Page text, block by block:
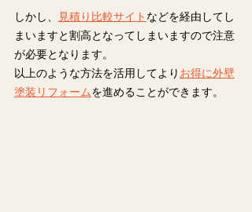
しかし、 見積り比較サイト などを経由してし
まいますと割高となってしまいますので注意
が必要となります。
以上のような方法を活用してより お得に外壁
塗装リフォームを進めることができます。